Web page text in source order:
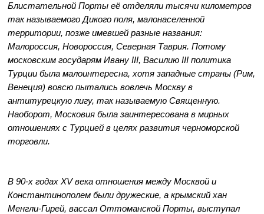
Блистательной Порты её отделяли тысячи километров
так называемого Дикого поля, малонаселенной
территории, позже имевшей разные названия:
Малороссия, Новороссия, Северная Таврия. Потому
московским государям Ивану III, Василию III политика
Турции была малоинтересна, хотя западные страны (Рим,
Венеция) вовсю пытались вовлечь Москву в
антитурецкую лигу, так называемую Священную.
Наоборот, Московия была заинтересована в мирных
отношениях с Турцией в целях развития черноморской
торговли.
В 90-х годах ХV века отношения между Москвой и
Константинополем были дружеские, а крымский хан
Менгли-Гирей, вассал Оттоманской Порты, выступал